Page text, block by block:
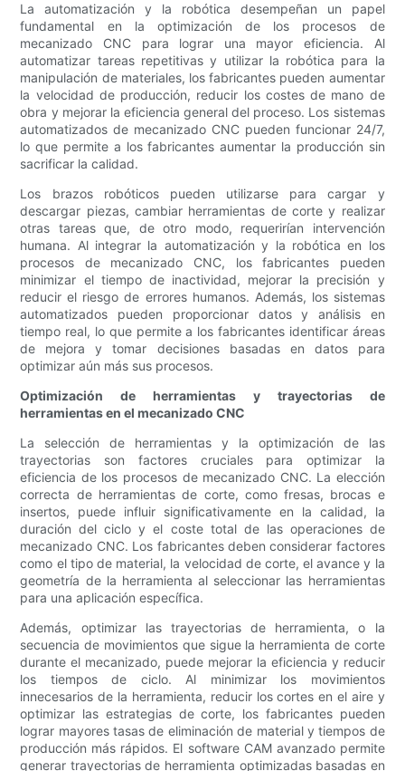
La automatización y la robótica desempeñan un papel
fundamental en la optimización de los procesos de
mecanizado CNC para lograr una mayor eficiencia. Al
automatizar tareas repetitivas y utilizar la robótica para la
manipulación de materiales, los fabricantes pueden aumentar
la velocidad de producción, reducir los costes de mano de
obra y mejorar la eficiencia general del proceso. Los sistemas
automatizados de mecanizado CNC pueden funcionar 24/7,
lo que permite a los fabricantes aumentar la producción sin
sacrificar la calidad.
Los brazos robóticos pueden utilizarse para cargar y
descargar piezas, cambiar herramientas de corte y realizar
otras tareas que, de otro modo, requerirían intervención
humana. Al integrar la automatización y la robótica en los
procesos de mecanizado CNC, los fabricantes pueden
minimizar el tiempo de inactividad, mejorar la precisión y
reducir el riesgo de errores humanos. Además, los sistemas
automatizados pueden proporcionar datos y análisis en
tiempo real, lo que permite a los fabricantes identificar áreas
de mejora y tomar decisiones basadas en datos para
optimizar aún más sus procesos.
Optimización de herramientas y trayectorias de
herramientas en el mecanizado CNC
La selección de herramientas y la optimización de las
trayectorias son factores cruciales para optimizar la
eficiencia de los procesos de mecanizado CNC. La elección
correcta de herramientas de corte, como fresas, brocas e
insertos, puede influir significativamente en la calidad, la
duración del ciclo y el coste total de las operaciones de
mecanizado CNC. Los fabricantes deben considerar factores
como el tipo de material, la velocidad de corte, el avance y la
geometría de la herramienta al seleccionar las herramientas
para una aplicación específica.
Además, optimizar las trayectorias de herramienta, o la
secuencia de movimientos que sigue la herramienta de corte
durante el mecanizado, puede mejorar la eficiencia y reducir
los tiempos de ciclo. Al minimizar los movimientos
innecesarios de la herramienta, reducir los cortes en el aire y
optimizar las estrategias de corte, los fabricantes pueden
lograr mayores tasas de eliminación de material y tiempos de
producción más rápidos. El software CAM avanzado permite
generar trayectorias de herramienta optimizadas basadas en